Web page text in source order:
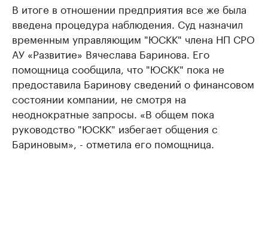
В итоге в отношении предприятия все же была
введена процедура наблюдения. Суд назначил
временным управляющим "ЮСКК" члена НП СРО
АУ «Развитие» Вячеслава Баринова. Его
помощница сообщила, что "ЮСКК" пока не
предоставила Баринову сведений о финансовом
состоянии компании, не смотря на
неоднократные запросы. «В общем пока
руководство "ЮСКК" избегает общения с
Бариновым», - отметила его помощница.